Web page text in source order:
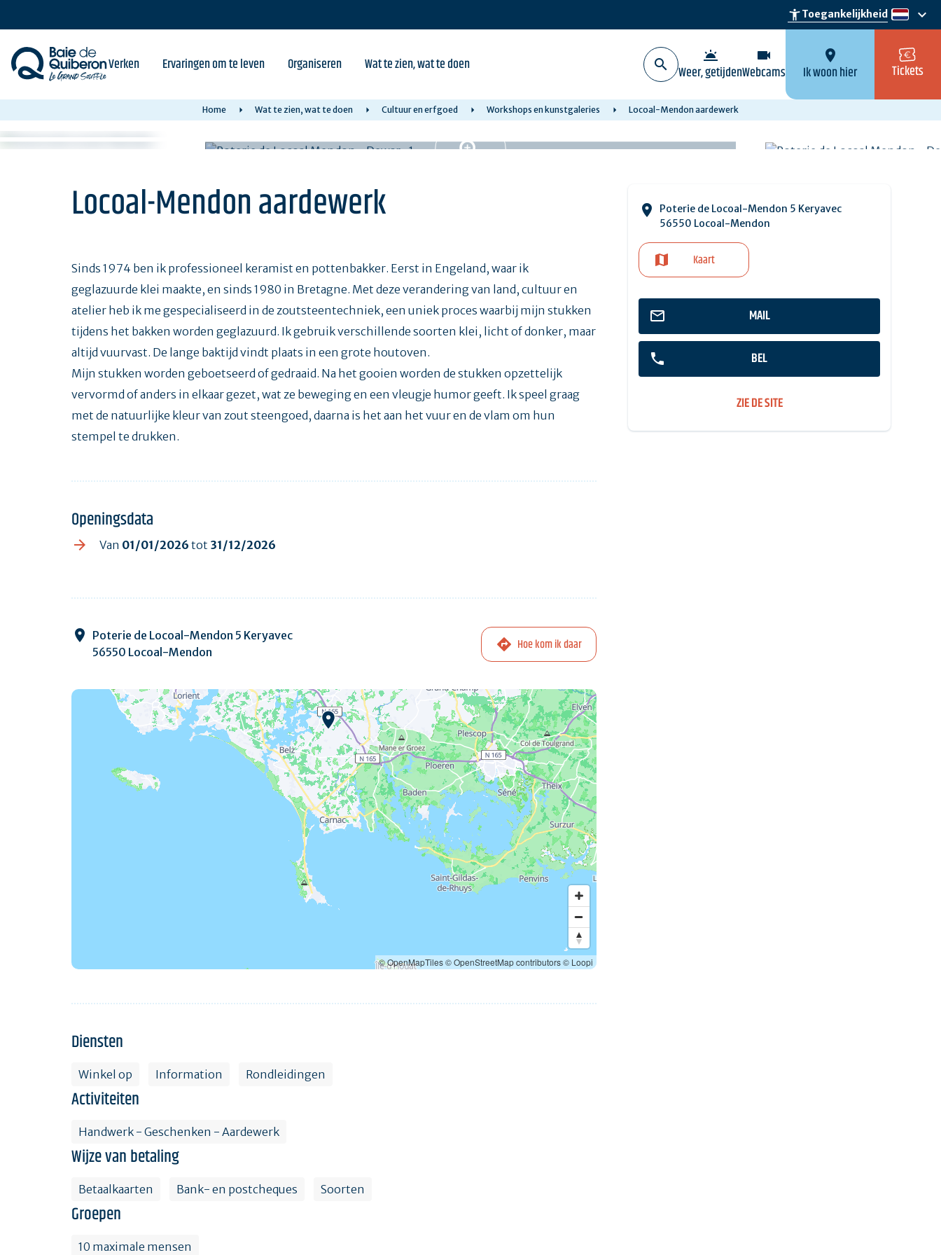
content
accessibility_newToegankelijkheid nl
keyboard_arrow_down
Verken Ervaringen om te leven Organiseren Wat te zien, wat te doen wb_twilight
Weer, getijden
videocam
Webcams
location_on
Ik woon hier Tickets
Home Wat te zien, wat te doen Cultuur en erfgoed Workshops en kunstgaleries Locoal-Mendon aardewerk
Locoal-Mendon aardewerk
Poterie de Locoal-Mendon 5 Keryavec
56550 Locoal-Mendon
Kaart
MAIL
BEL
ZIE DE SITE
Sinds 1974 ben ik professioneel keramist en pottenbakker. Eerst in Engeland, waar ik
geglazuurde klei maakte, en sinds 1980 in Bretagne. Met deze verandering van land, cultuur en
atelier heb ik me gespecialiseerd in de zoutsteentechniek, een uniek proces waarbij mijn stukken
tijdens het bakken worden geglazuurd. Ik gebruik verschillende soorten klei, licht of donker, maar
altijd vuurvast. De lange baktijd vindt plaats in een grote houtoven.
Mijn stukken worden geboetseerd of gedraaid. Na het gooien worden de stukken opzettelijk
vervormd of anders in elkaar gezet, wat ze beweging en een vleugje humor geeft. Ik speel graag
met de natuurlijke kleur van zout steengoed, daarna is het aan het vuur en de vlam om hun
stempel te drukken.
Openingsdata
Van 01/01/2026 tot 31/12/2026
Poterie de Locoal-Mendon 5 Keryavec
56550 Locoal-Mendon
Hoe kom ik daar
© OpenMapTiles© OpenStreetMap contributors© Loopi
Diensten
Winkel op Information Rondleidingen
Activiteiten
Handwerk - Geschenken - Aardewerk
Wijze van betaling
Betaalkaarten Bank- en postcheques Soorten
Groepen
10 maximale mensen